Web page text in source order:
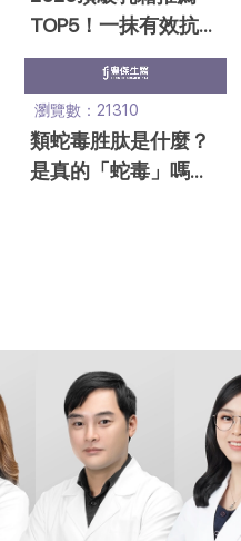
TOP5！一抹有效抗老
美白，頂級保養指南
瀏覽數：21310
類蛇毒胜肽是什麼？
是真的「蛇毒」嗎？